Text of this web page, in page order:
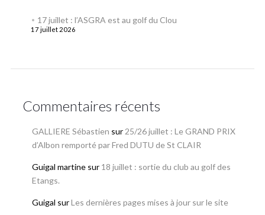
17 juillet : l’ASGRA est au golf du Clou
17 juillet 2026
Commentaires récents
GALLIERE Sébastien sur 25/26 juillet : Le GRAND PRIX
d’Albon remporté par Fred DUTU de St CLAIR
Guigal martinesur 18 juillet : sortie du club au golf des
Etangs.
Guigal surLes dernières pages mises à jour sur le site